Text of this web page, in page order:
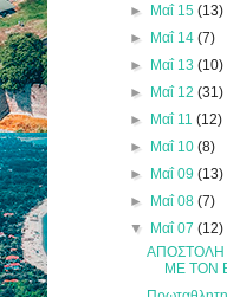
► Μαΐ 15 (13)
► Μαΐ 14 (7)
► Μαΐ 13 (10)
► Μαΐ 12 (31)
► Μαΐ 11 (12)
► Μαΐ 10 (8)
► Μαΐ 09 (13)
► Μαΐ 08 (7)
▼ Μαΐ 07 (12)
ΑΠΟΣΤΟΛΗ
ΜΕ ΤΟΝ